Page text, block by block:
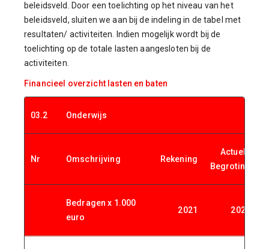
beleidsveld. Door een toelichting op het niveau van het
beleidsveld, sluiten we aan bij de indeling in de tabel met
resultaten/ activiteiten. Indien mogelijk wordt bij de
toelichting op de totale lasten aangesloten bij de
activiteiten.
Financieel overzicht lasten en baten
03.2 Onderwijs
Nr Omschrijving Rekening
Actuele
Begroting
Bedragen x 1.000
euro
2021 2022